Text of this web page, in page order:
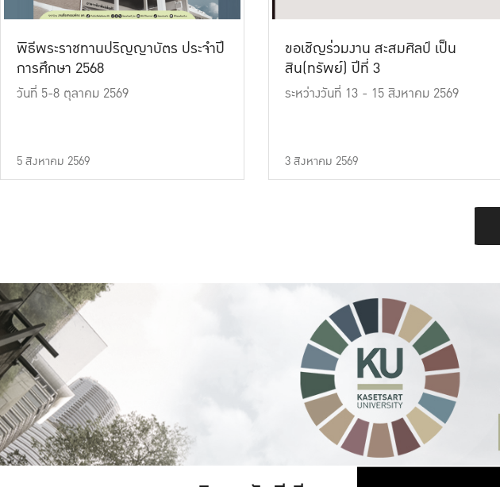
พิธีพระราชทานปริญญาบัตร ประจำปี
การศึกษา 2568
วันที่ 5-8 ตุลาคม 2569
5 สิงหาคม 2569
ขอเชิญร่วมงาน สะสมศิลป์ เป็น
สิน(ทรัพย์) ปีที่ 3
ระหว่างวันที่ 13 - 15 สิงหาคม 2569
3 สิงหาคม 2569